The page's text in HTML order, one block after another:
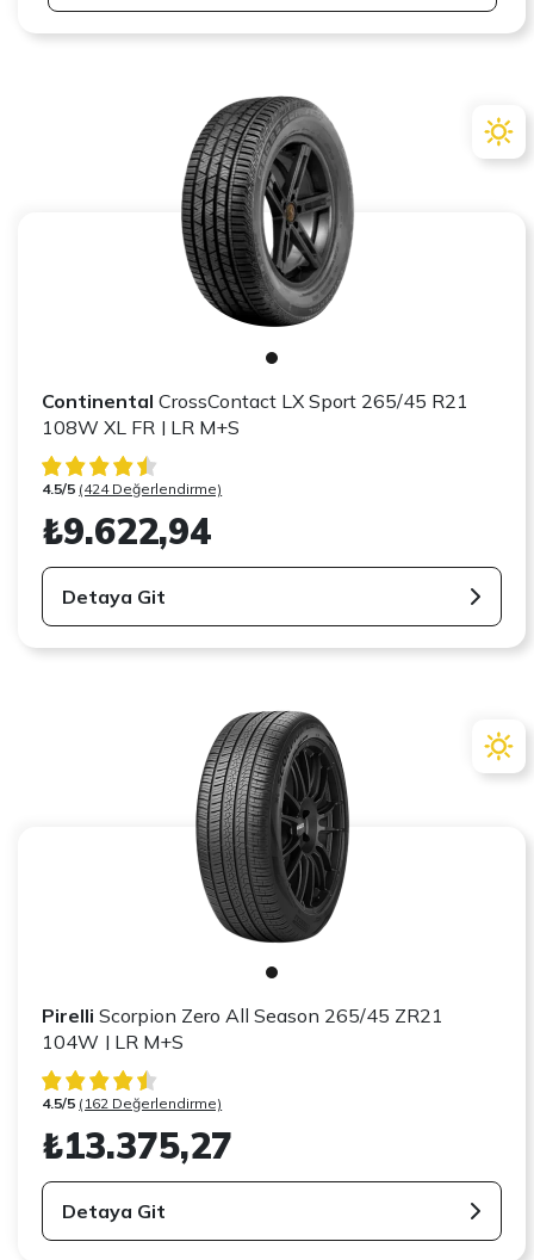
Continental CrossContact LX Sport 265/45 R21
108W XL FR J LR M+S
4.5/5 (424 Değerlendirme)
₺9.622,94
Detaya Git
Pirelli Scorpion Zero All Season 265/45 ZR21
104W J LR M+S
4.5/5 (162 Değerlendirme)
₺13.375,27
Detaya Git